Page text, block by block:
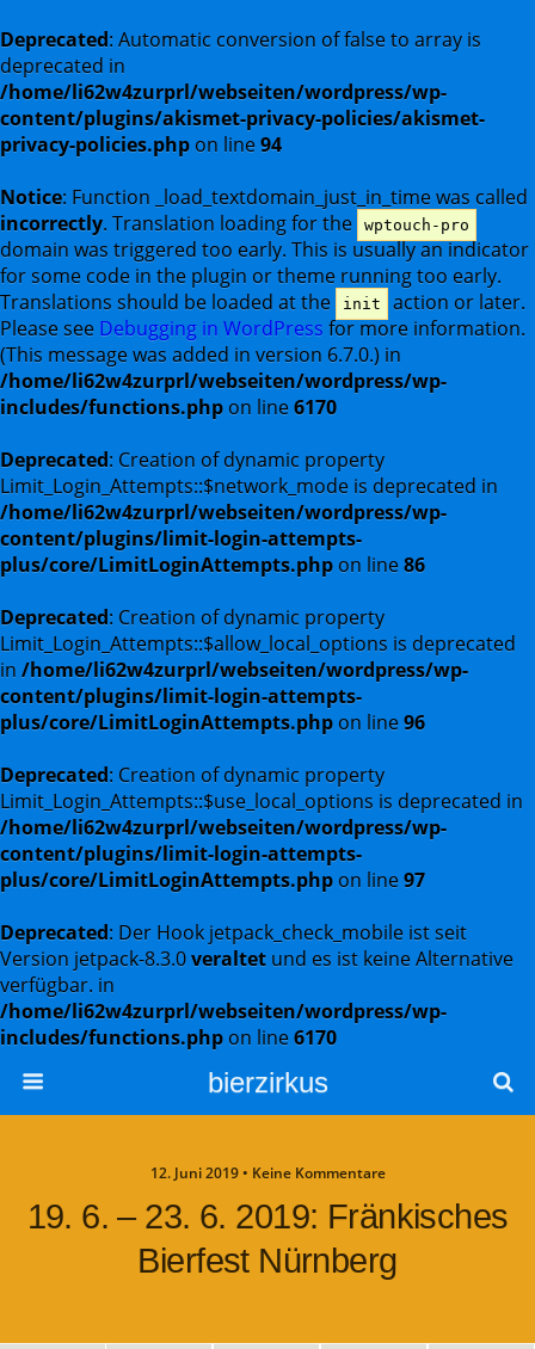
Deprecated: Automatic conversion of false to array is
deprecated in
/home/li62w4zurprl/webseiten/wordpress/wp-
content/plugins/akismet-privacy-policies/akismet-
privacy-policies.php on line94
Notice: Function _load_textdomain_just_in_time was called
incorrectly. Translation loading for the wptouch-pro
domain was triggered too early. This is usually an indicator
for some code in the plugin or theme running too early.
Translations should be loaded at the
init
action or later.
Please see Debugging in WordPress for more information.
(This message was added in version 6.7.0.) in
/home/li62w4zurprl/webseiten/wordpress/wp-
includes/functions.php on line6170
Deprecated: Creation of dynamic property
Limit_Login_Attempts::$network_mode is deprecated in
/home/li62w4zurprl/webseiten/wordpress/wp-
content/plugins/limit-login-attempts-
plus/core/LimitLoginAttempts.php on line86
Deprecated: Creation of dynamic property
Limit_Login_Attempts::$allow_local_options is deprecated
in /home/li62w4zurprl/webseiten/wordpress/wp-
content/plugins/limit-login-attempts-
plus/core/LimitLoginAttempts.php on line96
Deprecated: Creation of dynamic property
Limit_Login_Attempts::$use_local_options is deprecated in
/home/li62w4zurprl/webseiten/wordpress/wp-
content/plugins/limit-login-attempts-
plus/core/LimitLoginAttempts.php on line97
Deprecated: Der Hook jetpack_check_mobile ist seit
Version jetpack-8.3.0veraltet und es ist keine Alternative
verfügbar. in
/home/li62w4zurprl/webseiten/wordpress/wp-
includes/functions.php on line6170
bierzirkus
12. Juni 2019 • Keine Kommentare
19. 6. – 23. 6. 2019: Fränkisches
Bierfest Nürnberg